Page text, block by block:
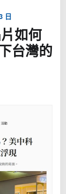
日
如何
台灣的